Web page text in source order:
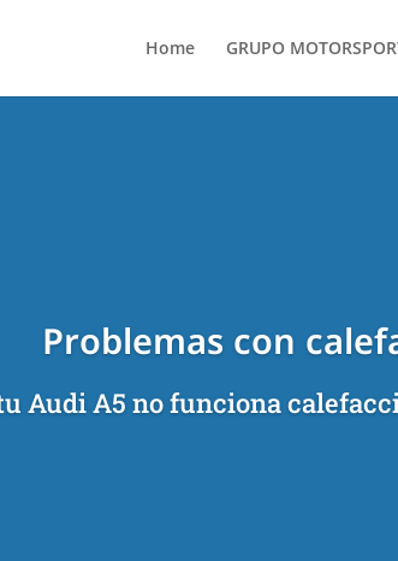
Home GRUPO
Problemas con
Audi A5 no funciona